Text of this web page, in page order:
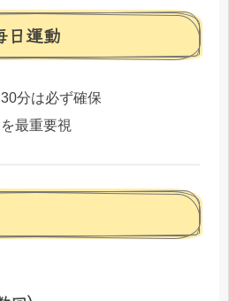
運動
分は必ず確保
最重要視